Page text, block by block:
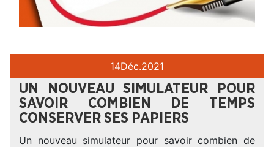
14Déc.2021
UN NOUVEAU SIMULATEUR POUR
SAVOIR COMBIEN DE TEMPS
CONSERVER SES PAPIERS
Un nouveau simulateur pour savoir combien de